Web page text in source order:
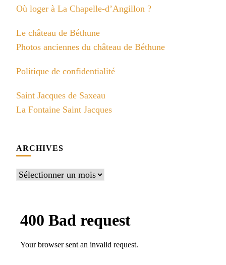
Où loger à La Chapelle-d’Angillon ?
Le château de Béthune
Photos anciennes du château de Béthune
Politique de confidentialité
Saint Jacques de Saxeau
La Fontaine Saint Jacques
ARCHIVES
Archives